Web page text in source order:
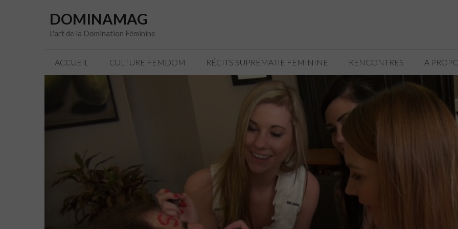
DOMINAMAG
L'art de la Domination Féminine
ACCUEIL CULTURE FEMDOM RÉCITS SUPRÉMATIE FEMININE RENCONTRES A